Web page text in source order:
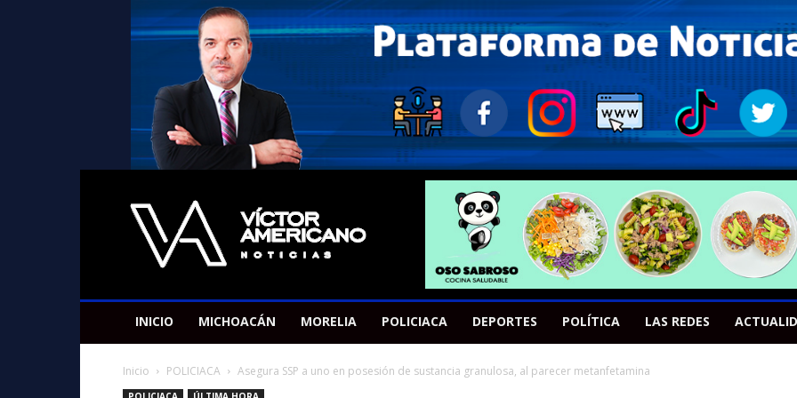
Americano
Victor
INICIO MICHOACÁN MORELIA POLICIACA DEPORTES POLÍTICA LAS REDES
Inicio POLICIACA Asegura SSP a uno en posesión de sustancia granulosa, al parecer metanfetamina